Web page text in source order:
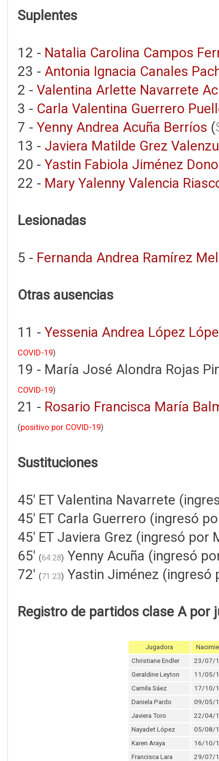
Suplentes
12 - Natalia Carolina Campos
23 - Antonia Ignacia Canales
2 - Valentina Arlette Navarrete
3 - Carla Valentina Guerrero
7 - Yenny Andrea Acuña Berríos (
13 - Javiera Matilde Grez
20 - Yastin Fabiola Jiménez
22 - Mary Yalenny Valencia
Lesionadas
5 - Fernanda Andrea Ramírez
Otras ausencias
11 - Yessenia Andrea López
COVID-19)
19 - María José Alondra Rojas
COVID-19)
21 - Rosario Francisca María
(positivo por COVID-19)
Sustituciones
45' ET Valentina Navarrete
45' ET Carla Guerrero (ingresó
45' ET Javiera Grez (ingresó por
65' (64:28) Yenny Acuña (ingresó
72' (71:23) Yastin Jiménez (ingresó
Registro de partidos clase A por
Jugadora
Christiane Endler
23/07/
Geraldine Leyton
11/05/
Camila Sáez
17/10/
Daniela Pardo
09/05/
Javiera Toro
22/04/
Nayadet López
05/08/
Karen Araya
16/10/
Francisca Lara
29/07/